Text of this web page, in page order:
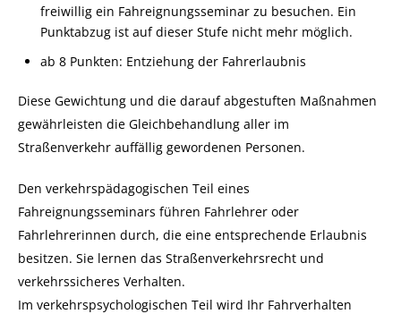
freiwillig ein Fahreignungsseminar zu besuchen. Ein
Punktabzug ist auf dieser Stufe nicht mehr möglich.
ab 8 Punkten: Entziehung der Fahrerlaubnis
Diese Gewichtung und die darauf abgestuften Maßnahmen
gewährleisten die Gleichbehandlung aller im
Straßenverkehr auffällig gewordenen Personen.
Den verkehrspädagogischen Teil eines
Fahreignungsseminars führen Fahrlehrer oder
Fahrlehrerinnen durch, die eine entsprechende Erlaubnis
besitzen. Sie lernen das Straßenverkehrsrecht und
verkehrssicheres Verhalten.
Im verkehrspsychologischen Teil wird Ihr Fahrverhalten